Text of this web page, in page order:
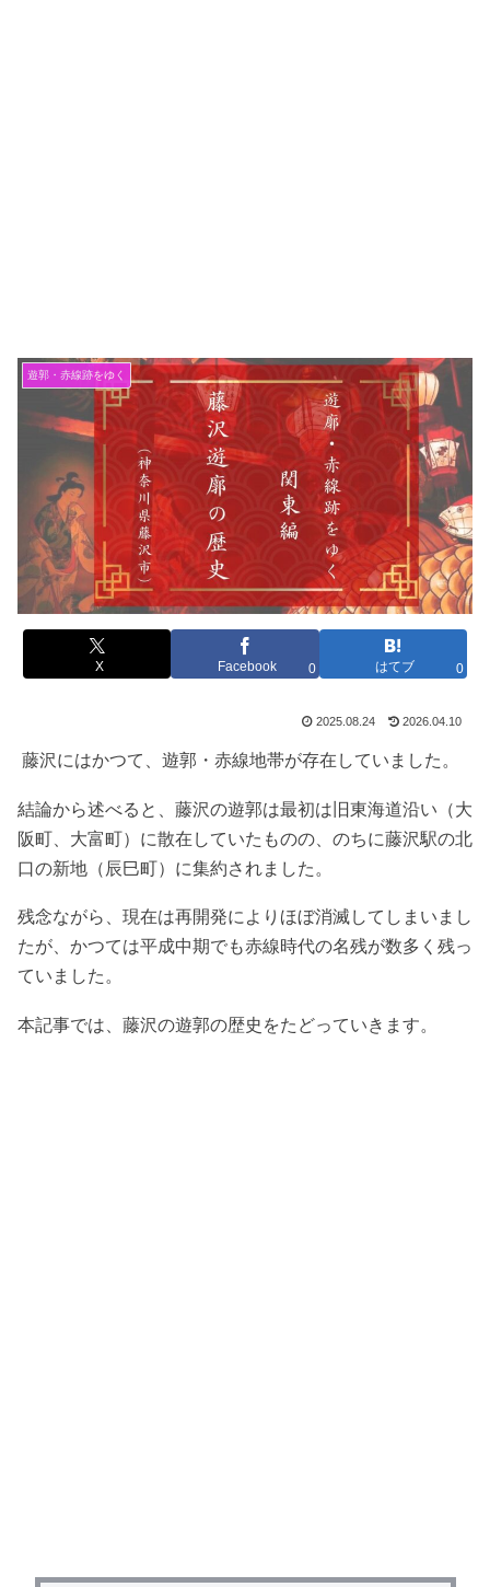
遊郭・赤線跡をゆく
X Facebook 0 はてブ 0
2025.08.24 2026.04.10
藤沢にはかつて、遊郭・赤線地帯が存在していました。
結論から述べると、藤沢の遊郭は最初は旧東海道沿い（大
阪町、大富町）に散在していたものの、のちに藤沢駅の北
口の新地（辰巳町）に集約されました。
残念ながら、現在は再開発によりほぼ消滅してしまいまし
たが、かつては平成中期でも赤線時代の名残が数多く残っ
ていました。
本記事では、藤沢の遊郭の歴史をたどっていきます。